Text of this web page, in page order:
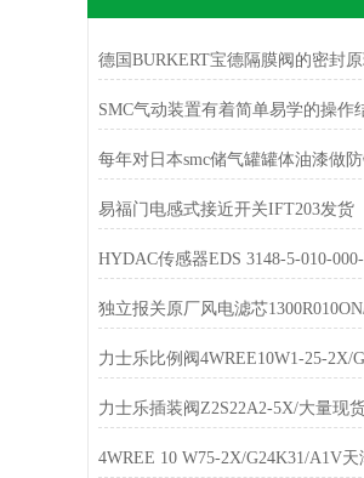
易福门电感式接近开关IFT203发货